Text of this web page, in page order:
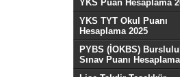
YKS Puan Hesaplama
YKS TYT Okul Puanı
Hesaplama 2025
PYBS (İOKBS)
Sınav Puanı Hesaplama